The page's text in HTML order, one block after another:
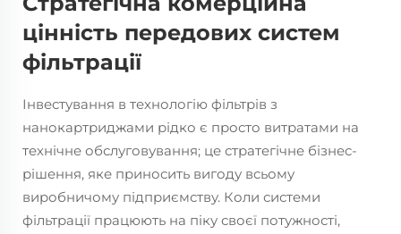
цінність передових систем
фільтрації
Інвестування в технологію фільтрів з
нанокартриджами рідко є просто витратами на
технічне обслуговування; це стратегічне бізнес-
рішення, яке приносить вигоду всьому
виробничому підприємству. Коли системи
фільтрації працюють на піку своєї потужності,